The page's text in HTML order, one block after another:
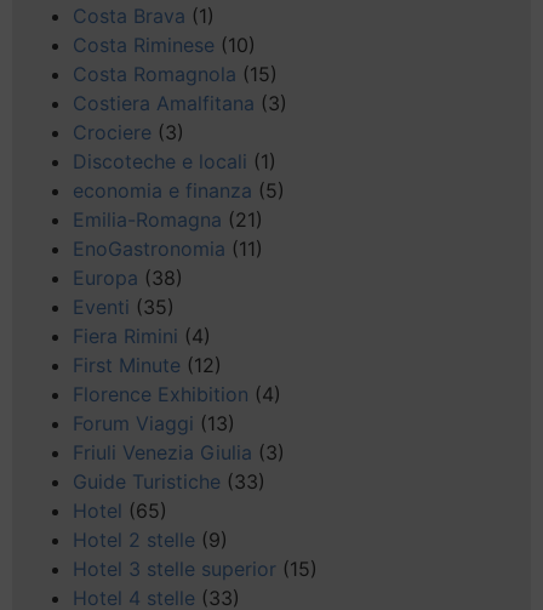
Costa Brava (1)
Costa Riminese (10)
Costa Romagnola (15)
Costiera Amalfitana (3)
Crociere (3)
Discoteche e locali (1)
economia e finanza (5)
Emilia-Romagna (21)
EnoGastronomia (11)
Europa (38)
Eventi (35)
Fiera Rimini (4)
First Minute (12)
Florence Exhibition (4)
Forum Viaggi (13)
Friuli Venezia Giulia (3)
Guide Turistiche (33)
Hotel (65)
Hotel 2 stelle (9)
Hotel 3 stelle superior (15)
Hotel 4 stelle (33)